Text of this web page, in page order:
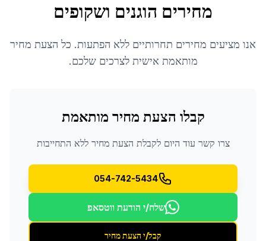
מחירים הוגנים ושקופים
אנו מציעים מחירים תחרותיים ללא הפתעות. כל הצעת מחיר
מותאמת אישית לצרכים שלכם.
קבלו הצעת מחיר מותאמת
צרו קשר עוד היום לקבלת הצעת מחיר ללא התחייבות
054-742-5434
שלח/י הודעת ווטסאפ
קבל/י הצעת מחיר